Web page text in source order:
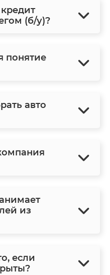
(б/у)?
понятие
авто
из
если